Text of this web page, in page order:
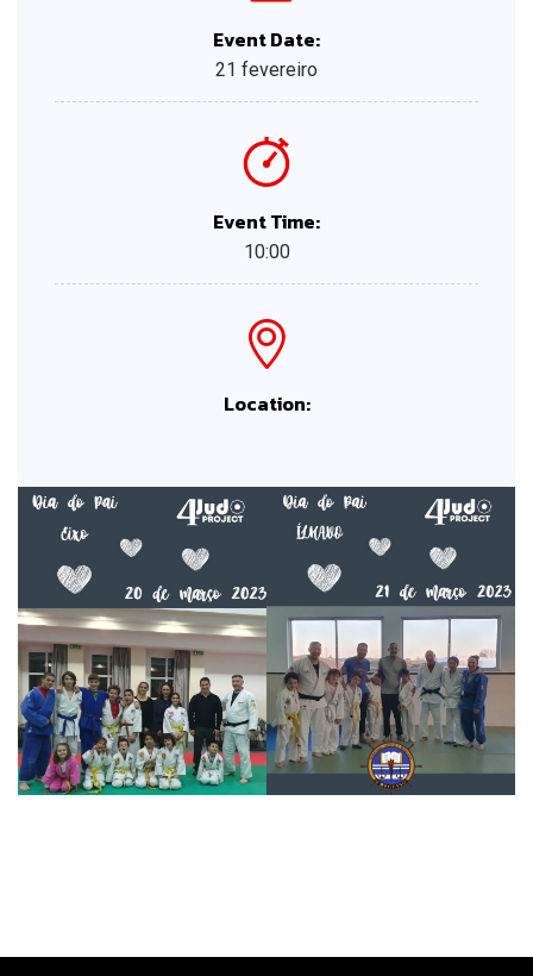
Event Date:
21 fevereiro
Event Time:
10:00
Location: